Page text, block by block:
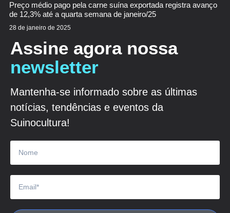
Preço médio pago pela carne suína exportada registra avanço
de 12,3% até a quarta semana de janeiro/25
28 de janeiro de 2025
Assine agora nossa
newsletter
Mantenha-se informado sobre as últimas
notícias, tendências e eventos da
Suinocultura!